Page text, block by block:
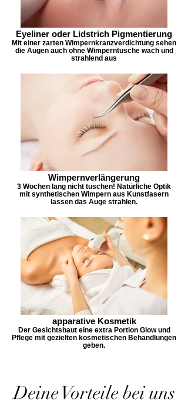
Eyeliner oder Lidstrich Pigmentierung
Mit einer zarten Wimpernkranzverdichtung sehen
die Augen auch ohne Wimperntusche wach und
strahlend aus
Wimpernverlängerung
3 Wochen lang nicht tuschen! Natürliche Optik
mit synthetischen Wimpern aus Kunstfasern
lassen das Auge strahlen.
apparative Kosmetik
Der Gesichtshaut eine extra Portion Glow und
Pflege mit gezielten kosmetischen Behandlungen
geben.
Deine Vorteile bei uns